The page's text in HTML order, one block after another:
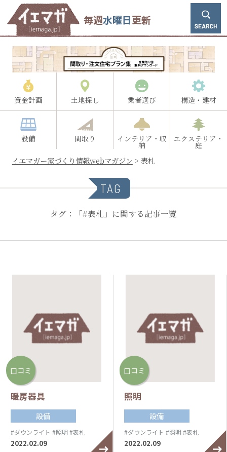
毎週水曜日更新
資金計画 土地探し 業者選び 構造・建材
設備 間取り インテリア・収
納
エクステリア・
庭
イエマガー家づくり情報webマガジン > 表札
TAG
タグ：「#表札」に関する記事一覧
口コミ
暖房器具
設備
#ダウンライト #照明#表札
2022.02.09
口コミ
照明
設備
#ダウンライト #照明#表札
2022.02.09